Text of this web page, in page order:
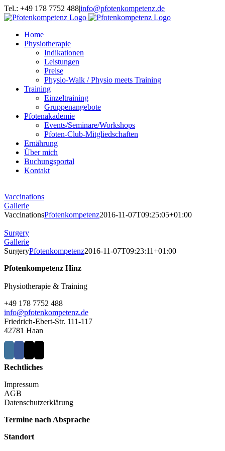
Zum
Inhalt
Tel.: +49 178 7752 488|info@pfotenkompetenz.de
Home
Physiotherapie
Indikationen
Leistungen
Preise
Physio-Walk / Physio meets Training
Training
Einzeltraining
Gruppenangebote
Pfotenakademie
Events/Seminare/Workshops
Pfoten-Club-Mitgliedschaften
Ernährung
Über mich
Buchungsportal
Kontakt
Vaccinations
Gallerie
VaccinationsPfotenkompetenz2016-11-07T09:25:05+01:00
Surgery
Gallerie
SurgeryPfotenkompetenz2016-11-07T09:23:11+01:00
Pfotenkompetenz Hinz
Physiotherapie & Training
+49 178 7752 488
info@pfotenkompetenz.de
Friedrich-Ebert-Str. 111-117
42781 Haan
Rechtliches
Impressum
AGB
Datenschutzerklärung
Termine nach Absprache
Standort